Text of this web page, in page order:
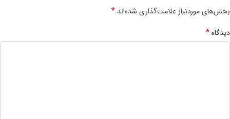
بخش‌های موردنیاز علامت‌گذاری شده‌اند*
دیدگاه*